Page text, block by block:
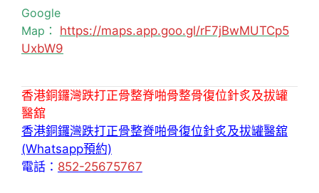
Google
Map： https://maps.app.goo.gl/rF7jBwMUTCp5
UxbW9
香港銅鑼灣跌打正骨整脊啪骨整骨復位針炙及拔罐
醫舘
香港銅鑼灣跌打正骨整脊啪骨復位針炙及拔罐醫舘
(Whatsapp預約)
電話： 852-25675767